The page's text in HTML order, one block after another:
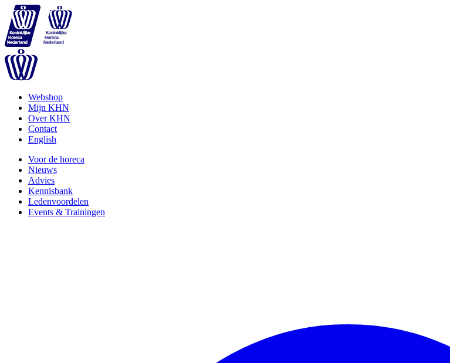
Webshop
Mijn KHN
Over KHN
Contact
English
Voor de horeca
Nieuws
Advies
Kennisbank
Ledenvoordelen
Events & Trainingen